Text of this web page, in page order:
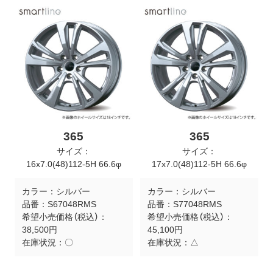
365
サイズ：
16x7.0(48)112-5H 66.6φ
カラー： シルバー
品番： S67048RMS
希望小売価格（税込）：
38,500円
在庫状況： 〇
365
サイズ：
17x7.0(48)112-5H 66.6φ
カラー： シルバー
品番： S77048RMS
希望小売価格（税込）：
45,100円
在庫状況： △